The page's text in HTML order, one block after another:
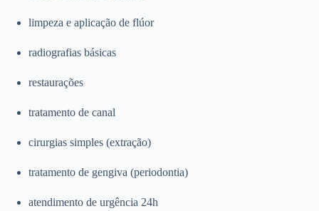
limpeza e aplicação de flúor
radiografias básicas
restaurações
tratamento de canal
cirurgias simples (extração)
tratamento de gengiva (periodontia)
atendimento de urgência 24h